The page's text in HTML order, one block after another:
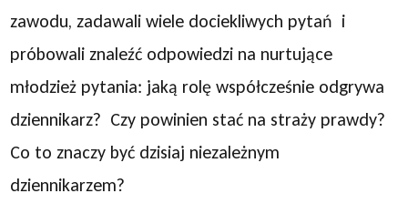
zawodu, zadawali wiele dociekliwych pytań i
próbowali znaleźć odpowiedzi na nurtujące
młodzież pytania: jaką rolę współcześnie odgrywa
dziennikarz? Czy powinien stać na straży prawdy?
Co to znaczy być dzisiaj niezależnym
dziennikarzem?